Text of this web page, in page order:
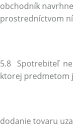
obchodník
prostredníctvom
5.8 Spotrebiteľ
ktorej predmetom
dodanie tovaru